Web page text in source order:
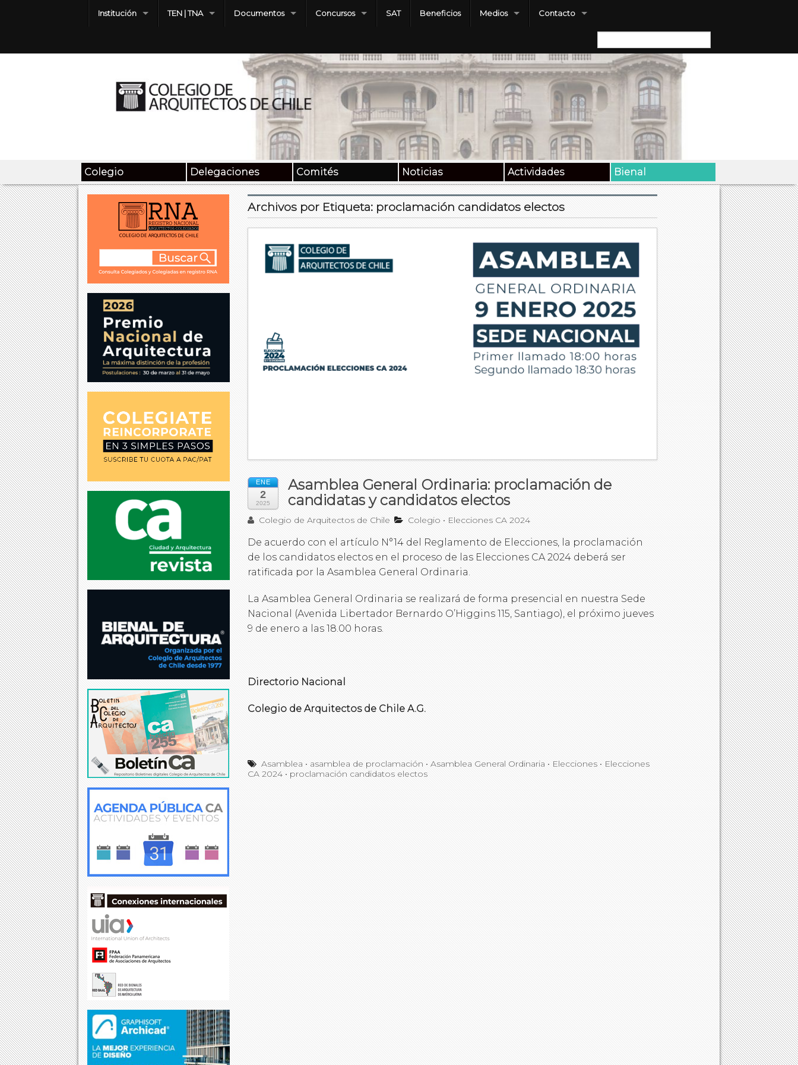
Institución TEN | TNA Documentos Concursos SAT Beneficios Medios Contacto
Buscar:
Colegio Delegaciones Comités Noticias Actividades Bienal
Archivos por Etiqueta: proclamación candidatos electos
ENE
2
2025
Asamblea General Ordinaria: proclamación de
candidatas y candidatos electos
Colegio de Arquitectos de Chile Colegio • Elecciones CA 2024
De acuerdo con el artículo N°14 del Reglamento de Elecciones, la proclamación
de los candidatos electos en el proceso de las Elecciones CA 2024 deberá ser
ratificada por la Asamblea General Ordinaria.
La Asamblea General Ordinaria se realizará de forma presencial en nuestra Sede
Nacional (Avenida Libertador Bernardo O’Higgins 115, Santiago), el próximo jueves
9 de enero a las 18.00 horas.
Directorio Nacional
Colegio de Arquitectos de Chile A.G.
Asamblea • asamblea de proclamación •Asamblea General Ordinaria • Elecciones • Elecciones
CA 2024 • proclamación candidatos electos